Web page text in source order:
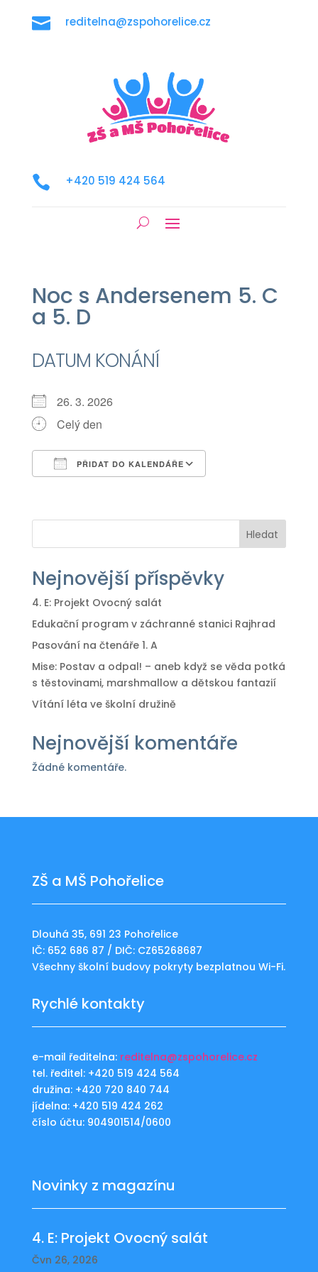
 reditelna@zspohorelice.cz
 +420 519 424 564
Noc s Andersenem 5. C
a 5. D
DATUM KONÁNÍ
26. 3. 2026
Celý den
PŘIDAT DO KALENDÁŘE
Hledat
Nejnovější příspěvky
4. E: Projekt Ovocný salát
Edukační program v záchranné stanici Rajhrad
Pasování na čtenáře 1. A
Mise: Postav a odpal! – aneb když se věda potká
s těstovinami, marshmallow a dětskou fantazií
Vítání léta ve školní družině
Nejnovější komentáře
Žádné komentáře.
ZŠ a MŠ Pohořelice
Dlouhá 35, 691 23 Pohořelice
IČ: 652 686 87 / DIČ: CZ65268687
Všechny školní budovy pokryty bezplatnou Wi-Fi.
Rychlé kontakty
e-mail ředitelna: reditelna@zspohorelice.cz
tel. ředitel: +420 519 424 564
družina: +420 720 840 744
jídelna: +420 519 424 262
číslo účtu: 904901514/0600
Novinky z magazínu
4. E: Projekt Ovocný salát
Čvn 26, 2026